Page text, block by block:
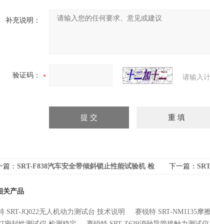
补充说明：
验证码： 请输入
篇： SRT-F838汽车安全带倾斜锁止性能试验机 检
下一篇：
关产品
SRT-JQ022无人机动力测试台 技术说明 赛锐特 SRT-NM1135摩